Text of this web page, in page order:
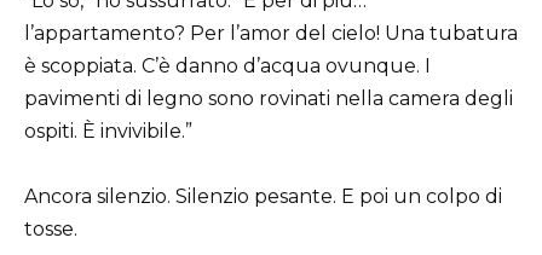
l’appartamento? Per l’amor del cielo! Una tubatura
è scoppiata. C’è danno d’acqua ovunque. I
pavimenti di legno sono rovinati nella camera degli
ospiti. È invivibile.”
Ancora silenzio. Silenzio pesante. E poi un colpo di
tosse.